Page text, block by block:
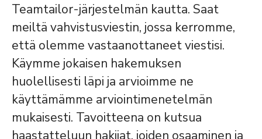
Teamtailor-järjestelmän kautta. Saat
meiltä vahvistusviestin, jossa kerromme,
että olemme vastaanottaneet viestisi.
Käymme jokaisen hakemuksen
huolellisesti läpi ja arvioimme ne
käyttämämme arviointimenetelmän
mukaisesti. Tavoitteena on kutsua
haastatteluun hakijat, joiden osaaminen ja